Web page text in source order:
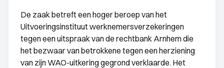
De zaak betreft een hoger beroep van het
Uitvoeringsinstituut werknemersverzekeringen
tegen een uitspraak van de rechtbank Arnhem die
het bezwaar van betrokkene tegen een herziening
van zijn WAO-uitkering gegrond verklaarde. Het